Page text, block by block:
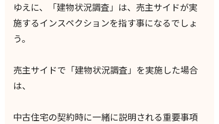
ゆえに、「建物状況調査」は、売主サイドが実
施するインスペクションを指す事になるでしょ
う。
売主サイドで「建物状況調査」を実施した場合
は、
中古住宅の契約時に一緒に説明される重要事項